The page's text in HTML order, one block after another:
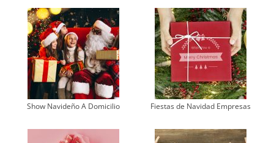
Show Navideño A Domicilio Fiestas de Navidad Empresas